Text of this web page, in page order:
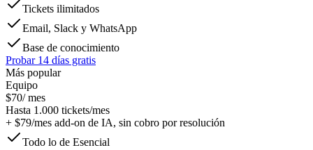
Tickets ilimitados
Email, Slack y WhatsApp
Base de conocimiento
Probar 14 días gratis
Más popular
Equipo
$70/ mes
Hasta 1.000 tickets/mes
+ $79/mes add-on de IA, sin cobro por resolución
Todo lo de Esencial